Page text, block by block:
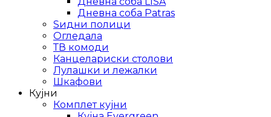
Дневна соба Patras
Ѕидни полици
Огледала
ТВ комоди
Канцелариски столови
Лулашки и лежалки
Шкафови
Кујни
Комплет кујни